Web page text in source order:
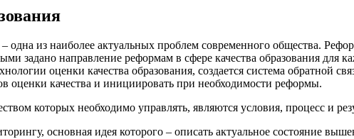
– одна из наиболее актуальных проблем современного общества.
задано направление реформам в сфере качества образования для
оценки качества образования, создается система обратной
оценки качества и инициировать при необходимости реформы.
которых необходимо управлять, являются условия, процесс и
основная идея которого – описать актуальное состояние